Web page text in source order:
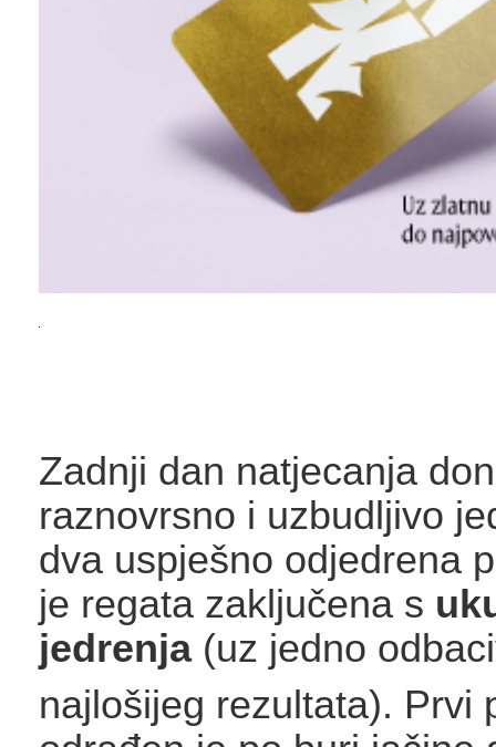
Zadnji dan natjecanja
raznovrsno i uzbudljivo
dva uspješno odjedrena
je regata zaključena s
jedrenja(uz jedno
najlošijeg rezultata). Prvi